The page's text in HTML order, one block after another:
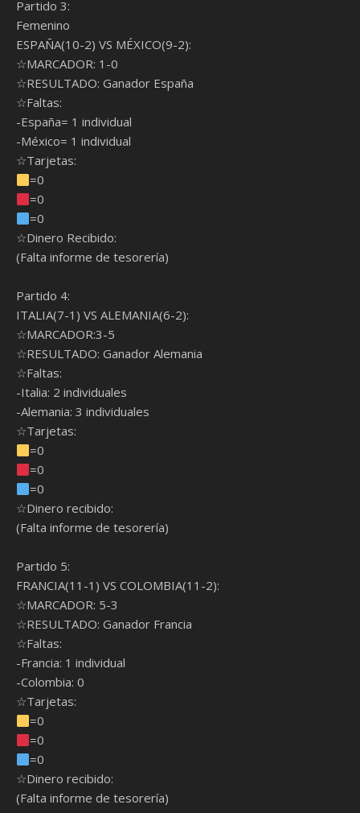
Partido 3:
Femenino
ESPAÑA(10-2) VS MÉXICO(9-2):
☆MARCADOR: 1-0
☆RESULTADO: Ganador España
☆Faltas:
-España= 1 individual
-México= 1 individual
☆Tarjetas:
=0
=0
=0
☆Dinero Recibido:
(Falta informe de tesorería)
Partido 4:
ITALIA(7-1) VS ALEMANIA(6-2):
☆MARCADOR:3-5
☆RESULTADO: Ganador Alemania
☆Faltas:
-Italia: 2 individuales
-Alemania: 3 individuales
☆Tarjetas:
=0
=0
=0
☆Dinero recibido:
(Falta informe de tesorería)
Partido 5:
FRANCIA(11-1) VS COLOMBIA(11-2):
☆MARCADOR: 5-3
☆RESULTADO: Ganador Francia
☆Faltas:
-Francia: 1 individual
-Colombia: 0
☆Tarjetas:
=0
=0
=0
☆Dinero recibido:
(Falta informe de tesorería)